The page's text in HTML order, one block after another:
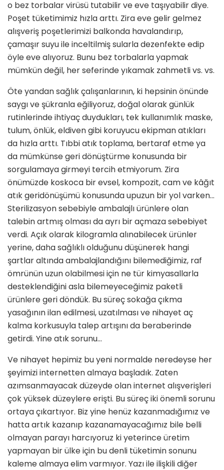
o bez torbalar virüsü tutabilir ve eve taşıyabilir diye.
Poşet tüketimimiz hızla arttı. Zira eve gelir gelmez
alışveriş poşetlerimizi balkonda havalandırıp,
çamaşır suyu ile inceltilmiş sularla dezenfekte edip
öyle eve alıyoruz. Bunu bez torbalarla yapmak
mümkün değil, her seferinde yıkamak zahmetli vs. vs.
Öte yandan sağlık çalışanlarının, ki hepsinin önünde
saygı ve şükranla eğiliyoruz, doğal olarak günlük
rutinlerinde ihtiyaç duydukları, tek kullanımlık maske,
tulum, önlük, eldiven gibi koruyucu ekipman atıkları
da hızla arttı. Tıbbi atık toplama, bertaraf etme ya
da mümkünse geri dönüştürme konusunda bir
sorgulamaya girmeyi tercih etmiyorum. Zira
önümüzde koskoca bir evsel, kompozit, cam ve kâğıt
atık geridönüşümü konusunda upuzun bir yol varken…
Sterilizasyon sebebiyle ambalajlı ürünlere olan
talebin artmış olması da ayrı bir açmaza sebebiyet
verdi. Açık olarak kilogramla alınabilecek ürünler
yerine, daha sağlıklı olduğunu düşünerek hangi
şartlar altında ambalajlandığını bilemediğimiz, raf
ömrünün uzun olabilmesi için ne tür kimyasallarla
desteklendiğini asla bilemeyeceğimiz paketli
ürünlere geri döndük. Bu süreç sokağa çıkma
yasağının ilan edilmesi, uzatılması ve nihayet aç
kalma korkusuyla talep artışını da beraberinde
getirdi. Yine atık sorunu…
Ve nihayet hepimiz bu yeni normalde neredeyse her
şeyimizi internetten almaya başladık. Zaten
azımsanmayacak düzeyde olan internet alışverişleri
çok yüksek düzeylere erişti. Bu süreç iki önemli sorunu
ortaya çıkartıyor. Biz yine henüz kazanmadığımız ve
hatta artık kazanıp kazanamayacağımız bile belli
olmayan parayı harcıyoruz ki yeterince üretim
yapmayan bir ülke için bu denli tüketimin sonunu
kaleme almaya elim varmıyor. Yazı ile ilişkili diğer